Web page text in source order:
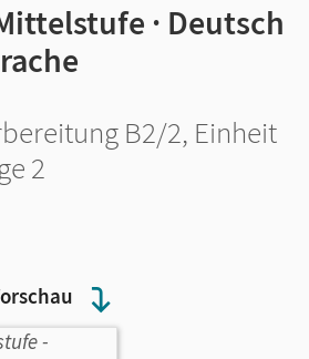
· Deutsch
B2/2, Einheit
2